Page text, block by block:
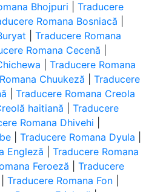
Bhojpuri |Traducere
Romana Bosniacă
|Traducere Romana
Romana Cecenă
|Traducere Romana
Chuukeză |Traducere
|Traducere Romana Creola
haitiană |Traducere
Romana Dhivehi
|Traducere Romana Dyula
Engleză |Traducere Romana
Feroeză |Traducere
|Traducere Romana Fon